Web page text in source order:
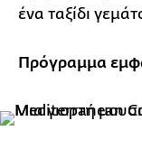
ένα ταξίδι
Πρόγραμμα